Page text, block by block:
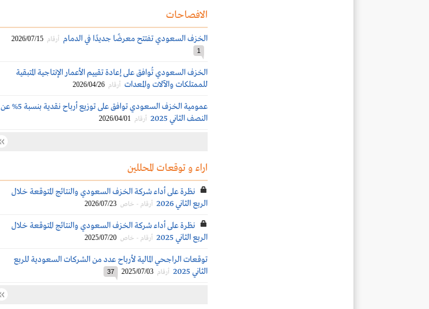
الافصاحات
الخزف السعودي تفتتح معرضًا جديدًا في الدمام أرقام 2026/07/15
1
الخزف السعودي تُوافق على إعادة تقييم الأعمار الإنتاجية المتبقية
للممتلكات والآلات والمعدات أرقام 2026/04/26
عمومية الخزف السعودي توافق على توزيع أرباح نقدية بنسبة 5% عن
النصف الثاني 2025
أرقام 2026/04/01
اراء و توقعات المحللين
نظرة على أداء شركة الخزف السعودي والنتائج المتوقعة خلال
الربع الثاني 2026
أرقام - خاص 2026/07/23
نظرة على أداء شركة الخزف السعودي والنتائج المتوقعة خلال
الربع الثاني 2025
أرقام - خاص 2025/07/20
توقعات الراجحي المالية لأرباح عدد من الشركات السعودية للربع
الثاني 2025
أرقام 2025/07/03
37